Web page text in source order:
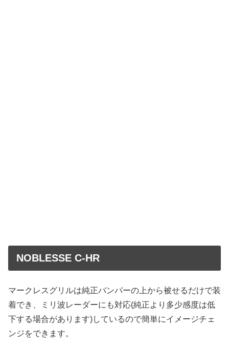
NOBLESSE C-HR
マークレスグリルは純正バンパーの上から被せるだけで装
着でき、ミリ波レーダーにも対応(純正より多少感度は低
下する場合があります)しているので簡単にイメージチェ
ンジをできます。